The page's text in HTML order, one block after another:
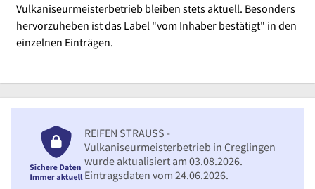
Vulkaniseurmeisterbetrieb bleiben stets aktuell. Besonders
hervorzuheben ist das Label "vom Inhaber bestätigt" in den
einzelnen Einträgen.
REIFEN STRAUSS -
Vulkaniseurmeisterbetrieb in Creglingen
wurde aktualisiert am 03.08.2026.
Eintragsdaten vom 24.06.2026.